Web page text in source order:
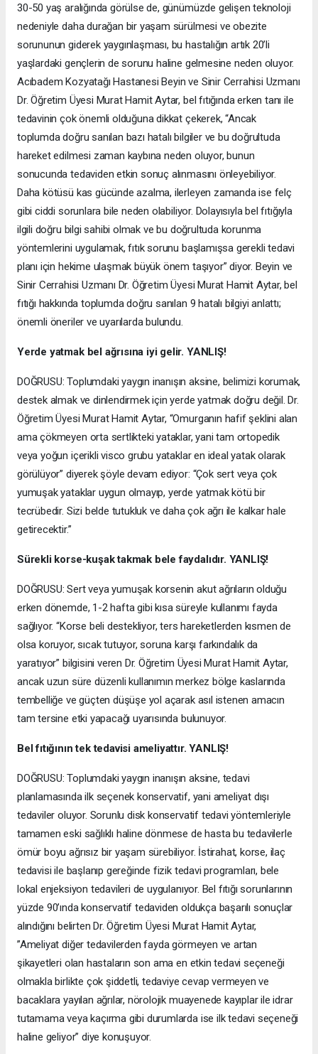
30-50 yaş aralığında görülse de, günümüzde gelişen teknoloji
nedeniyle daha durağan bir yaşam sürülmesi ve obezite
sorununun giderek yaygınlaşması, bu hastalığın artık 20’li
yaşlardaki gençlerin de sorunu haline gelmesine neden oluyor.
Acıbadem Kozyatağı Hastanesi Beyin ve Sinir Cerrahisi Uzmanı
Dr. Öğretim Üyesi Murat Hamit Aytar, bel fıtığında erken tanı ile
tedavinin çok önemli olduğuna dikkat çekerek, “Ancak
toplumda doğru sanılan bazı hatalı bilgiler ve bu doğrultuda
hareket edilmesi zaman kaybına neden oluyor, bunun
sonucunda tedaviden etkin sonuç alınmasını önleyebiliyor.
Daha kötüsü kas gücünde azalma, ilerleyen zamanda ise felç
gibi ciddi sorunlara bile neden olabiliyor. Dolayısıyla bel fıtığıyla
ilgili doğru bilgi sahibi olmak ve bu doğrultuda korunma
yöntemlerini uygulamak, fıtık sorunu başlamışsa gerekli tedavi
planı için hekime ulaşmak büyük önem taşıyor” diyor. Beyin ve
Sinir Cerrahisi Uzmanı Dr. Öğretim Üyesi Murat Hamit Aytar, bel
fıtığı hakkında toplumda doğru sanılan 9 hatalı bilgiyi anlattı;
önemli öneriler ve uyarılarda bulundu.
Yerde yatmak bel ağrısına iyi gelir. YANLIŞ!
DOĞRUSU: Toplumdaki yaygın inanışın aksine, belimizi korumak,
destek almak ve dinlendirmek için yerde yatmak doğru değil. Dr.
Öğretim Üyesi Murat Hamit Aytar, “Omurganın hafif şeklini alan
ama çökmeyen orta sertlikteki yataklar, yani tam ortopedik
veya yoğun içerikli visco grubu yataklar en ideal yatak olarak
görülüyor” diyerek şöyle devam ediyor: “Çok sert veya çok
yumuşak yataklar uygun olmayıp, yerde yatmak kötü bir
tecrübedir. Sizi belde tutukluk ve daha çok ağrı ile kalkar hale
getirecektir.”
Sürekli korse-kuşak takmak bele faydalıdır. YANLIŞ!
DOĞRUSU: Sert veya yumuşak korsenin akut ağrıların olduğu
erken dönemde, 1-2 hafta gibi kısa süreyle kullanımı fayda
sağlıyor. “Korse beli destekliyor, ters hareketlerden kısmen de
olsa koruyor, sıcak tutuyor, soruna karşı farkındalık da
yaratıyor” bilgisini veren Dr. Öğretim Üyesi Murat Hamit Aytar,
ancak uzun süre düzenli kullanımın merkez bölge kaslarında
tembelliğe ve güçten düşüşe yol açarak asıl istenen amacın
tam tersine etki yapacağı uyarısında bulunuyor.
Bel fıtığının tek tedavisi ameliyattır. YANLIŞ!
DOĞRUSU: Toplumdaki yaygın inanışın aksine, tedavi
planlamasında ilk seçenek konservatif, yani ameliyat dışı
tedaviler oluyor. Sorunlu disk konservatif tedavi yöntemleriyle
tamamen eski sağlıklı haline dönmese de hasta bu tedavilerle
ömür boyu ağrısız bir yaşam sürebiliyor. İstirahat, korse, ilaç
tedavisi ile başlanıp gereğinde fizik tedavi programları, bele
lokal enjeksiyon tedavileri de uygulanıyor. Bel fıtığı sorunlarının
yüzde 90’ında konservatif tedaviden oldukça başarılı sonuçlar
alındığını belirten Dr. Öğretim Üyesi Murat Hamit Aytar,
”Ameliyat diğer tedavilerden fayda görmeyen ve artan
şikayetleri olan hastaların son ama en etkin tedavi seçeneği
olmakla birlikte çok şiddetli, tedaviye cevap vermeyen ve
bacaklara yayılan ağrılar, nörolojik muayenede kayıplar ile idrar
tutamama veya kaçırma gibi durumlarda ise ilk tedavi seçeneği
haline geliyor” diye konuşuyor.